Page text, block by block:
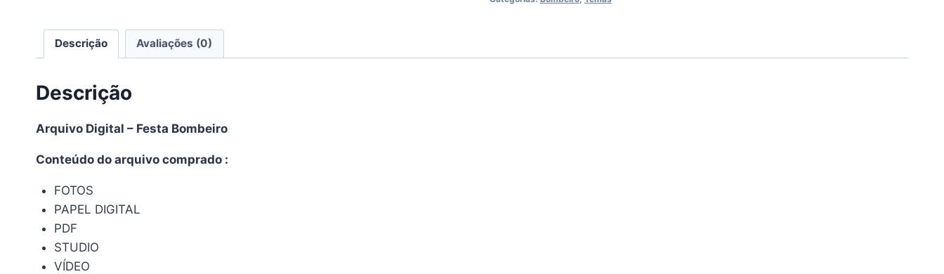
Descrição Avaliações (0)
Descrição
Arquivo Digital – Festa Bombeiro
Conteúdo do arquivo comprado :
FOTOS
PAPEL DIGITAL
PDF
STUDIO
VÍDEO